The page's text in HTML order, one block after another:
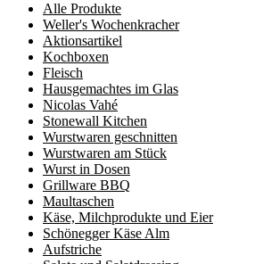
Alle Produkte
Weller's Wochenkracher
Aktionsartikel
Kochboxen
Fleisch
Hausgemachtes im Glas
Nicolas Vahé
Stonewall Kitchen
Wurstwaren geschnitten
Wurstwaren am Stück
Wurst in Dosen
Grillware BBQ
Maultaschen
Käse, Milchprodukte und Eier
Schönegger Käse Alm
Aufstriche